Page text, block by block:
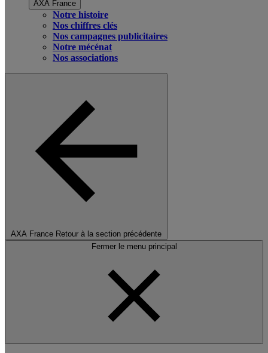
AXA France
Notre histoire
Nos chiffres clés
Nos campagnes publicitaires
Notre mécénat
Nos associations
AXA France Retour à la section précédente
Fermer le menu principal